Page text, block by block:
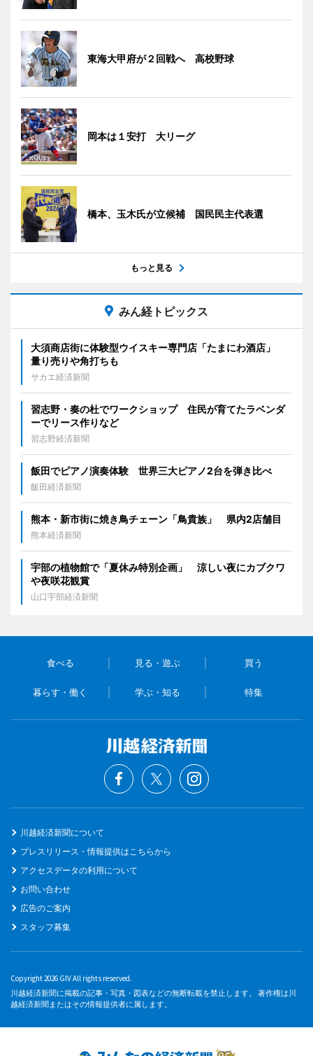
東海大甲府が２回戦へ 高校野球
岡本は１安打 大リーグ
橋本、玉木氏が立候補 国民民主代表選
もっと見る
みん経トピックス
大須商店街に体験型ウイスキー専門店「たまにわ酒店」
量り売りや角打ちも
サカエ経済新聞
習志野・奏の杜でワークショップ 住民が育てたラベンダ
ーでリース作りなど
習志野経済新聞
飯田でピアノ演奏体験 世界三大ピアノ2台を弾き比べ
飯田経済新聞
熊本・新市街に焼き鳥チェーン「鳥貴族」 県内2店舗目
熊本経済新聞
宇部の植物館で「夏休み特別企画」 涼しい夜にカブクワ
や夜咲花観賞
山口宇部経済新聞
食べる 見る・遊ぶ 買う
暮らす・働く 学ぶ・知る 特集
川越経済新聞について
プレスリリース・情報提供はこちらから
アクセスデータの利用について
お問い合わせ
広告のご案内
スタッフ募集
Copyright 2026 GIV All rights reserved.
川越経済新聞に掲載の記事・写真・図表などの無断転載を禁止します。 著作権は川
越経済新聞またはその情報提供者に属します。